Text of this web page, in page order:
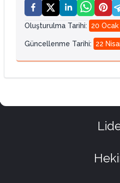
Oluşturulma Tarihi: 20 Ocak
Güncellenme Tarihi: 22